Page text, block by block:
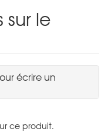
sur le
écrire un
ce produit.